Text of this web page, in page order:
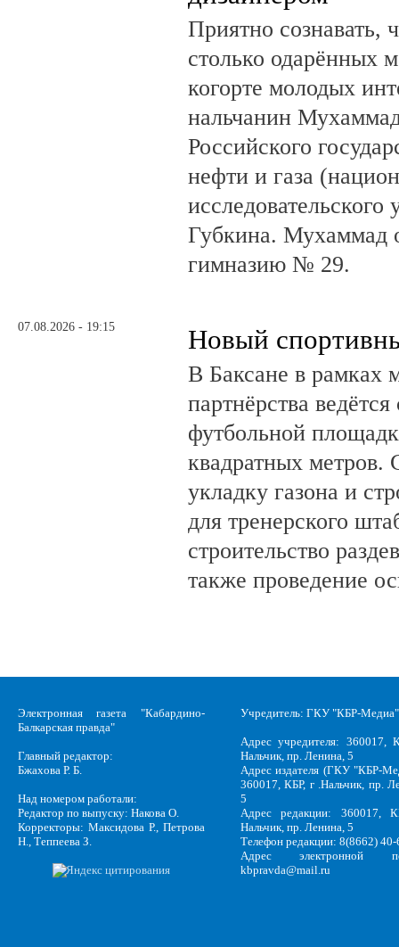
Приятно сознавать,
столько одарённых
когорте молодых
нальчанин
Российского
нефти и газа
Губкина. Мухаммад
гимназию № 29.
07.08.2026 - 19:15 Новый
В Баксане в рамках
партнёрства
футбольной
квадратных метров.
укладку газона и
для тренерского
строительство
также проведение
Электронная газета "Кабардино-
Балкарская правда"
Главный редактор:
Бжахова Р. Б.
Над номером работали:
Редактор по выпуску: Накова О.
Корректоры: Максидова Р., Петрова
Н., Теппеева З.
Учредитель: ГКУ "КБР-Медиа"
Адрес учредителя: 360017,
Нальчик, пр. Ленина, 5
Адрес издателя (ГКУ "КБР-
360017, КБР, г .Нальчик, пр.
5
Адрес редакции: 360017,
Нальчик, пр. Ленина, 5
Телефон редакции: 8(8662)
Адрес электронной
kbpravda@mail.ru